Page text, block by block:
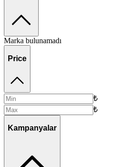
Marka bulunamadı
Price
₺
₺
Kampanyalar